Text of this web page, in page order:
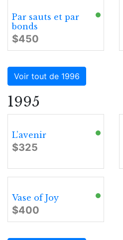
Par sauts et par
bonds
$450
Voir tout de 1996
1995
L’avenir
$325
Vase of Joy
$400